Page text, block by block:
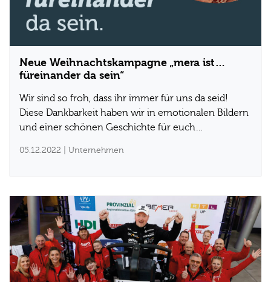
Neue Weihnachtskampagne „mera ist…
füreinander da sein“
Wir sind so froh, dass ihr immer für uns da seid!
Diese Dankbarkeit haben wir in emotionalen Bildern
und einer schönen Geschichte für euch…
05.12.2022 | Unternehmen